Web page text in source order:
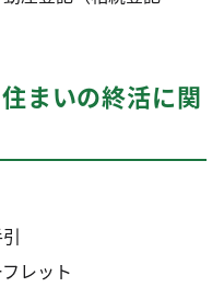
まいの終活に関
レット